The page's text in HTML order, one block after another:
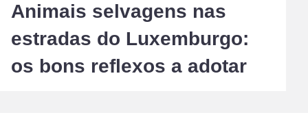
Animais selvagens nas
estradas do Luxemburgo:
os bons reflexos a adotar